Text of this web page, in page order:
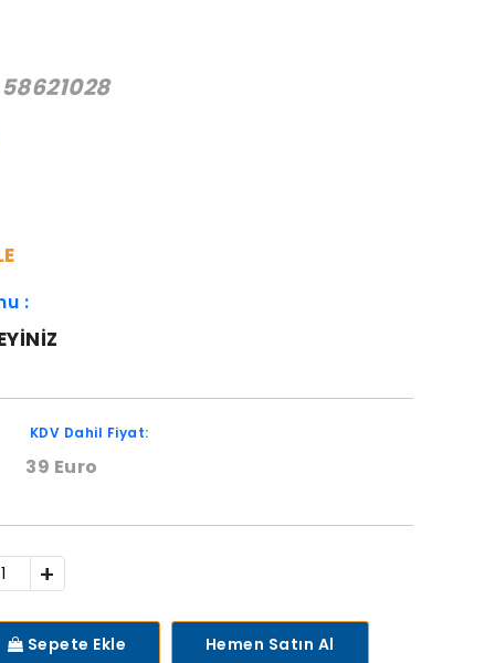
:
KDV Dahil Fiyat:
39 Euro
+
Sepete Ekle Hemen Satın Al